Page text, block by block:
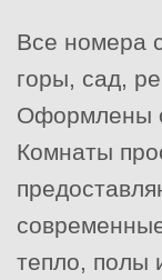
Все номера
горы, сад,
Оформлены
Комнаты
тепло, полы